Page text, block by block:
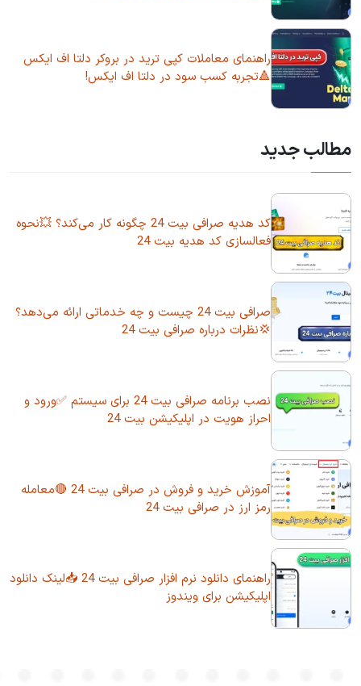
راهنمای معاملات کپی ترید در بروکر دلتا اف ایکس
🔺تجربه کسب سود در دلتا اف ایکس!
مطالب جدید
کد هدیه صرافی بیت 24 چگونه کار می‌کند؟ 💥نحوه
فعالسازی کد هدیه بیت 24
صرافی بیت 24 چیست و چه خدماتی ارائه می‌دهد؟
💢نظرات درباره صرافی بیت 24
نصب برنامه صرافی بیت 24 برای سیستم ✅ورود و
احراز هویت در اپلیکیشن بیت 24
آموزش خرید و فروش در صرافی بیت 24 🔴معامله
رمز ارز در صرافی بیت 24
راهنمای دانلود نرم افزار صرافی بیت 24 📥لینک دانلود
اپلیکیشن برای ویندوز